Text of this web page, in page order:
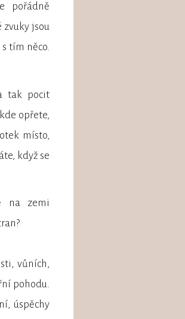
pořádně
zvuky jsou
tím něco.
tak pocit
opřete,
místo,
když se
na zemi
vůních,
pohodu.
úspěchy